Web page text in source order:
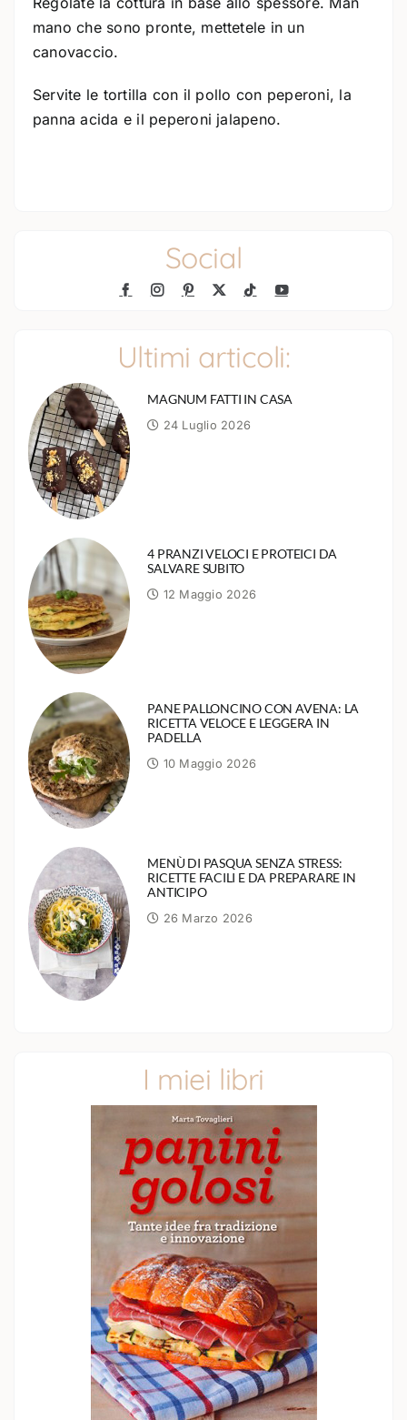
mano che sono pronte, mettetele in un
canovaccio.
Servite le tortilla con il pollo con peperoni, la
panna acida e il peperoni jalapeno.
Social
Ultimi articoli:
MAGNUM FATTI IN CASA
24 Luglio 2026
4 PRANZI VELOCI E PROTEICI DA
SALVARE SUBITO
12 Maggio 2026
PANE PALLONCINO CON AVENA: LA
RICETTA VELOCE E LEGGERA IN
PADELLA
10 Maggio 2026
MENÙ DI PASQUA SENZA STRESS:
RICETTE FACILI E DA PREPARARE IN
ANTICIPO
26 Marzo 2026
I miei libri